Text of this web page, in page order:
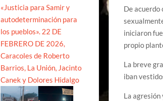
De
iniciaron
propio
La breve
iban
La
«Justicia para Samir y
autodeterminación para
los pueblos». 22 DE
FEBRERO DE 2026,
Caracoles de Roberto
Barrios, La Unión, Jacinto
Canek y Dolores Hidalgo